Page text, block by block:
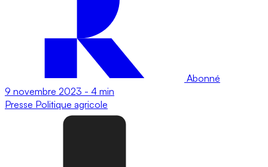
Abonné
9 novembre 2023 - 4 min
Presse Politique agricole